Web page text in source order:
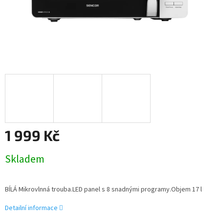
1 999 Kč
cena:
Skladem
BÍLÁ Mikrovlnná trouba.LED panel s 8 snadnými programy.Objem 17 l
Detailní informace